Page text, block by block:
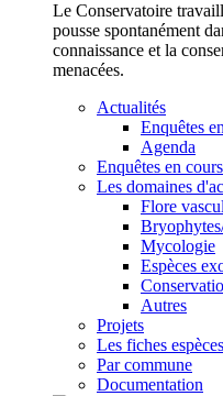
Le Conservatoire
pousse spontanément
connaissance et la
menacées.
Actualités
Enquêtes
Agenda
Enquêtes en cours
Les domaines
Flore
Mycologie
Espèces
Autres
Projets
Les fiches espèces
Par commune
Documentation